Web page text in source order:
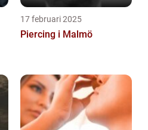
17 februari 2025
Piercing i Malmö